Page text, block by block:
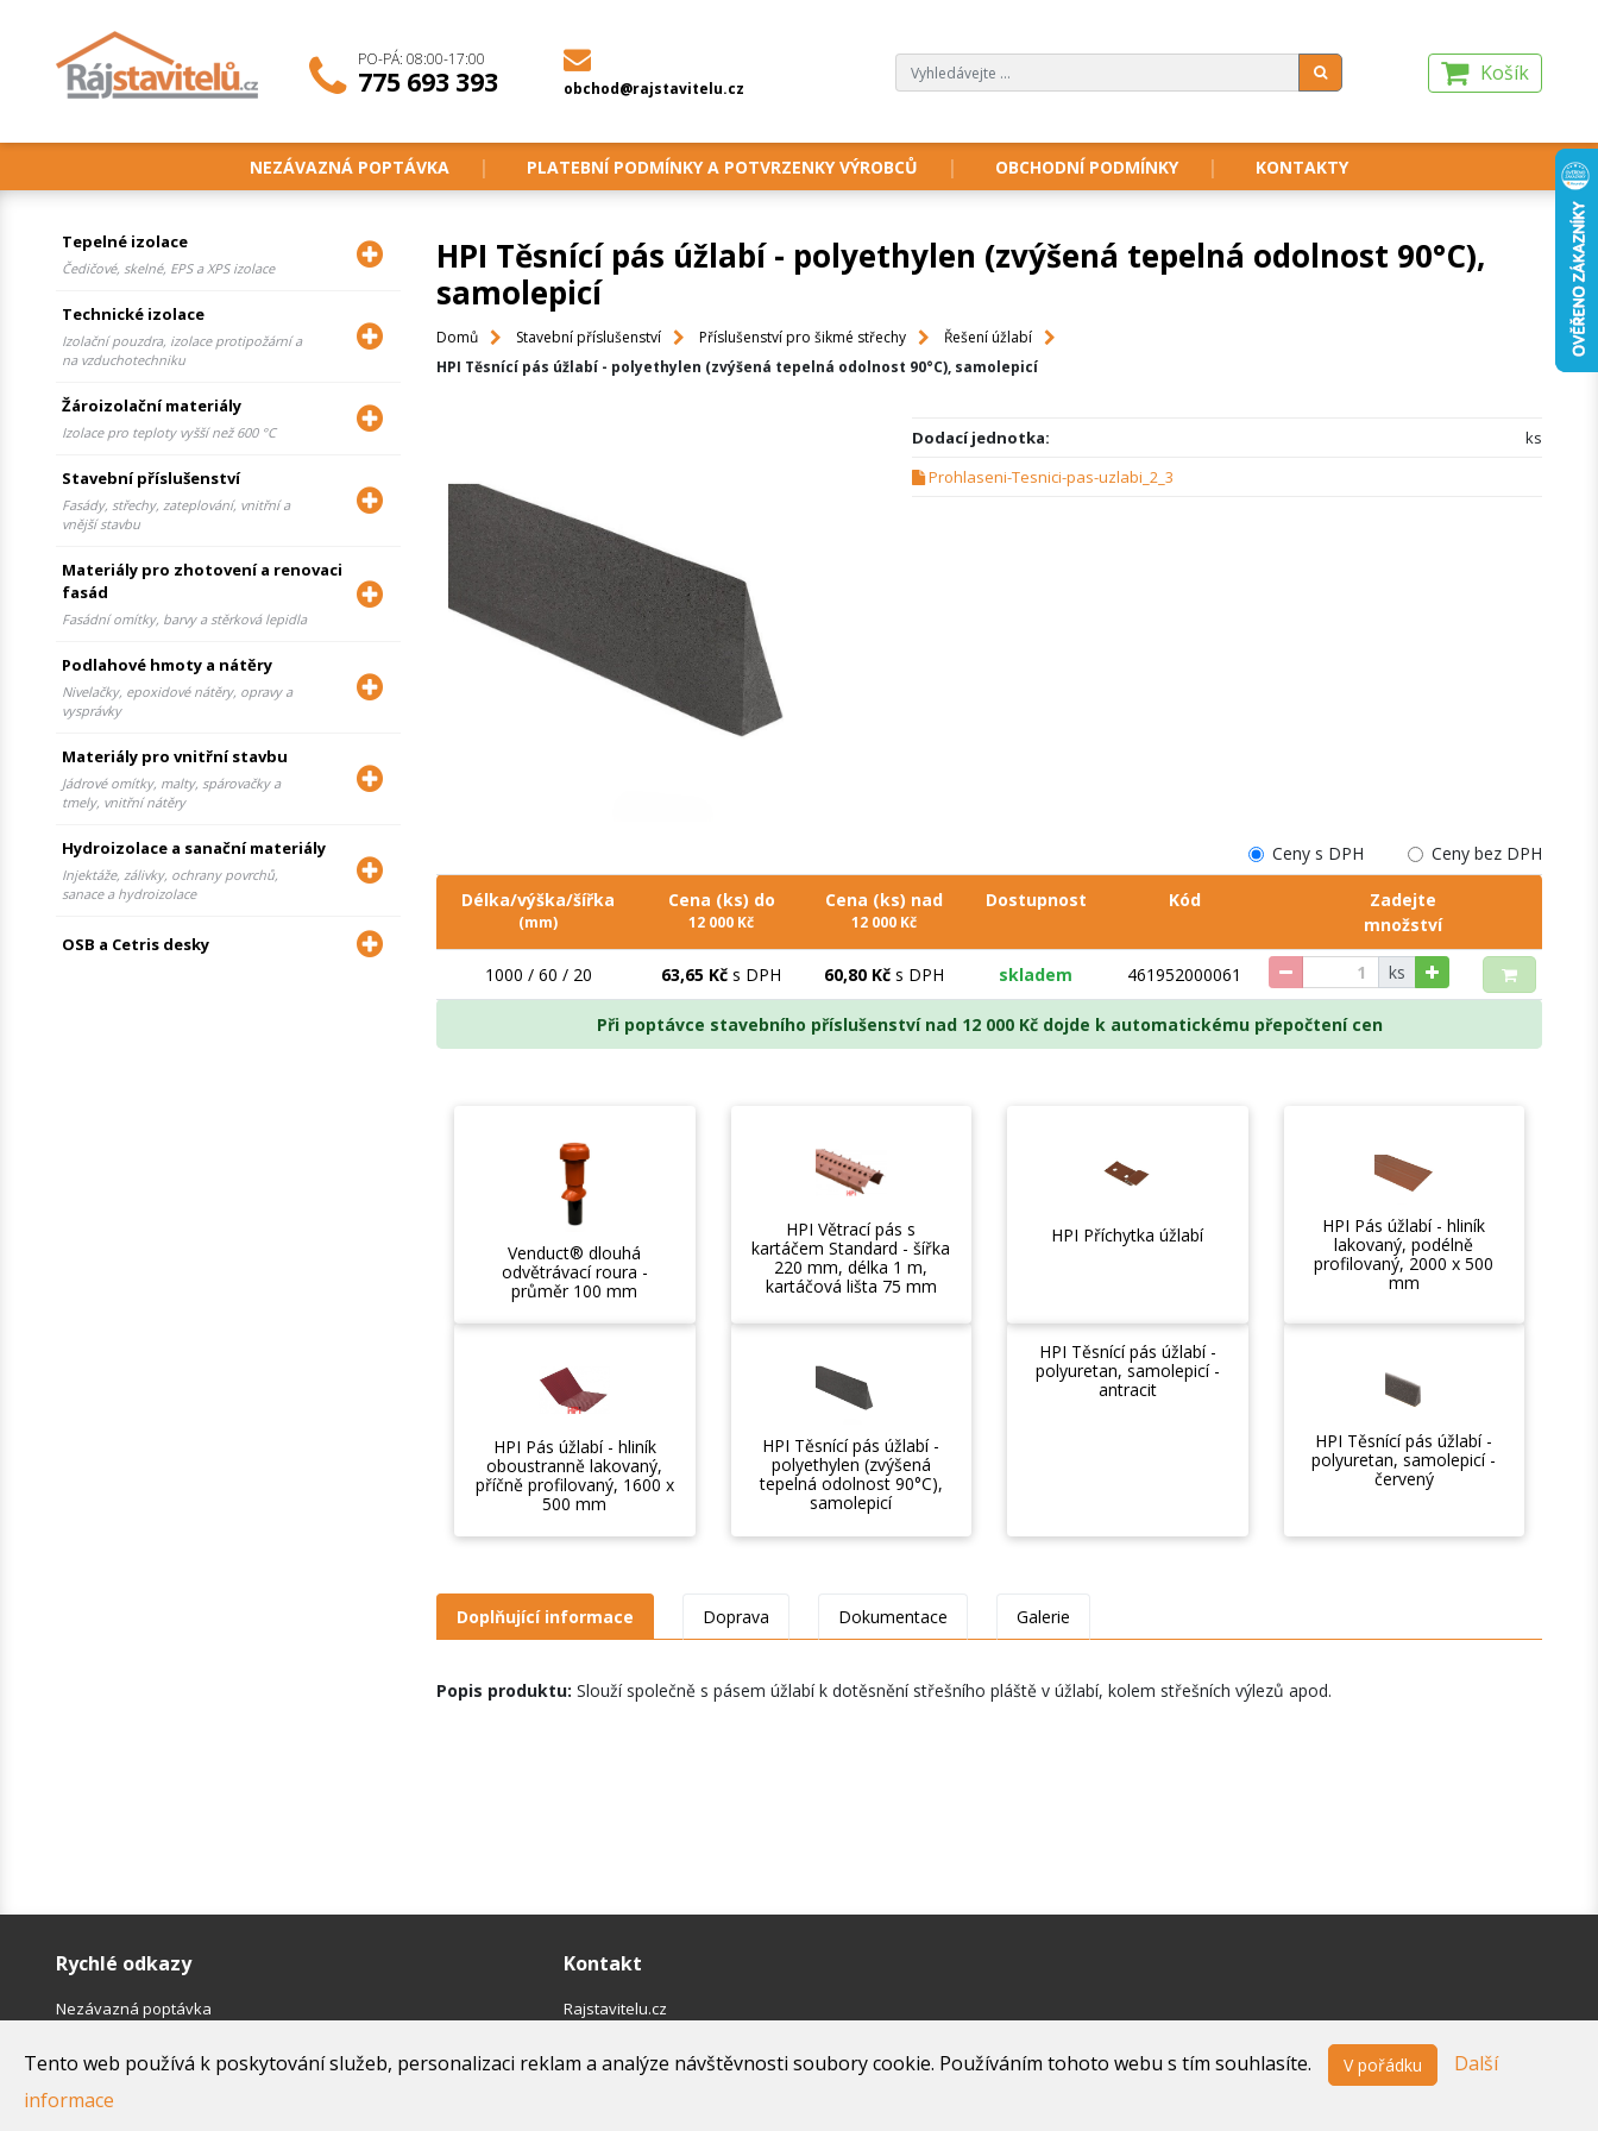
Tento web používá k poskytování služeb, personalizaci reklam a analýze návštěvnosti soubory cookie. Používáním tohoto webu s tím souhlasíte. V pořádku
Další
informace
PO-PÁ: 08:00-17:00
775 693 393 obchod@rajstavitelu.cz
Košík
NEZÁVAZNÁ POPTÁVKA PLATEBNÍ PODMÍNKY A POTVRZENKY VÝROBCŮ OBCHODNÍ PODMÍNKY KONTAKTY
Tepelné izolace
Čedičové, skelné, EPS a XPS izolace
Technické izolace
Izolační pouzdra, izolace protipožární a
na vzduchotechniku
Žároizolační materiály
Izolace pro teploty vyšší než 600 °C
Stavební příslušenství
Fasády, střechy, zateplování, vnitřní a
vnější stavbu
Materiály pro zhotovení a renovaci
fasád
Fasádní omítky, barvy a stěrková lepidla
Podlahové hmoty a nátěry
Nivelačky, epoxidové nátěry, opravy a
vysprávky
Materiály pro vnitřní stavbu
Jádrové omítky, malty, spárovačky a
tmely, vnitřní nátěry
Hydroizolace a sanační materiály
Injektáže, zálivky, ochrany povrchů,
sanace a hydroizolace
OSB a Cetris desky
HPI Těsnící pás úžlabí - polyethylen (zvýšená tepelná odolnost 90°C),
samolepicí
Domů Stavební příslušenství Příslušenství pro šikmé střechy
Řešení úžlabí
HPI Těsnící pás úžlabí - polyethylen (zvýšená tepelná odolnost 90°C), samolepicí
Dodací jednotka:
ks
Prohlaseni-Tesnici-pas-uzlabi_2_3
Ceny s DPH Ceny bez DPH
Délka/výška/šířka
(mm)
Cena (ks) do
12 000 Kč
Cena (ks) nad
12 000 Kč
Dostupnost Kód
Zadejte
množství
1000 / 60 / 20 63,65 Kč s DPH 60,80 Kč s DPH skladem 461952000061 ks
Při poptávce stavebního příslušenství nad 12 000 Kč dojde k automatickému přepočtení cen
Venduct® dlouhá
odvětrávací roura -
průměr 100 mm
HPI Větrací pás s
kartáčem Standard - šířka
220 mm, délka 1 m,
kartáčová lišta 75 mm
HPI Příchytka úžlabí
HPI Pás úžlabí - hliník
lakovaný, podélně
profilovaný, 2000 x 500
mm
HPI Pás úžlabí - hliník
oboustranně lakovaný,
příčně profilovaný, 1600 x
500 mm
HPI Těsnící pás úžlabí -
polyethylen (zvýšená
tepelná odolnost 90°C),
samolepicí
HPI Těsnící pás úžlabí -
polyuretan, samolepicí -
antracit
HPI Těsnící pás úžlabí -
polyuretan, samolepicí -
červený
Doplňující informace Doprava Dokumentace Galerie
Popis produktu: Slouží společně s pásem úžlabí k dotěsnění střešního pláště v úžlabí, kolem střešních výlezů apod.
Rychlé odkazy
Nezávazná poptávka
Obchodní podmínky
Kontakty
Kontakt
Rajstavitelu.cz
obchod@rajstavitelu.cz